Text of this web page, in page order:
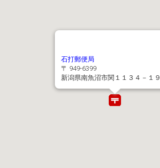
石打郵便局
〒 949-6399
新潟県南魚沼市関１１３４－１９